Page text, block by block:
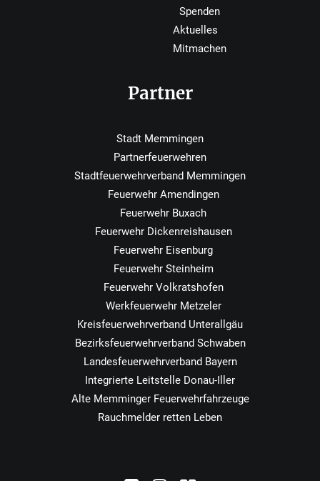
Spenden
Aktuelles
Mitmachen
Partner
Stadt Memmingen
Partnerfeuerwehren
Stadtfeuerwehrverband Memmingen
Feuerwehr Amendingen
Feuerwehr Buxach
Feuerwehr Dickenreishausen
Feuerwehr Eisenburg
Feuerwehr Steinheim
Feuerwehr Volkratshofen
Werkfeuerwehr Metzeler
Kreisfeuerwehrverband Unterallgäu
Bezirksfeuerwehrverband Schwaben
Landesfeuerwehrverband Bayern
Integrierte Leitstelle Donau-Iller
Alte Memminger Feuerwehrfahrzeuge
Rauchmelder retten Leben